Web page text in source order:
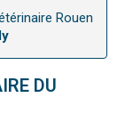
Rouen
DU